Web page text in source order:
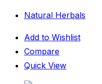
Natural Herbals
Add to Wishlist
Compare
Quick View